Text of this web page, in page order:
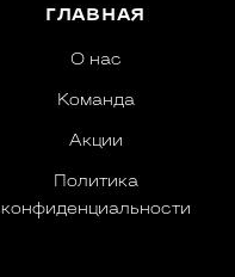
ГЛАВНАЯ
О нас
Команда
Акции
Политика
конфиденциальности